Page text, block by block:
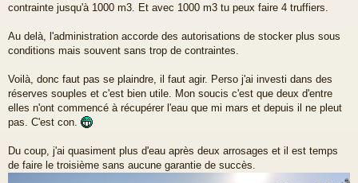
contrainte jusqu'à 1000 m3. Et avec 1000 m3 tu peux faire 4 truffiers.
Au delà, l'administration accorde des autorisations de stocker plus sous
conditions mais souvent sans trop de contraintes.
Voilà, donc faut pas se plaindre, il faut agir. Perso j'ai investi dans des
réserves souples et c'est bien utile. Mon soucis c'est que deux d'entre
elles n'ont commencé à récupérer l'eau que mi mars et depuis il ne pleut
pas. C'est con.
Du coup, j'ai quasiment plus d'eau après deux arrosages et il est temps
de faire le troisième sans aucune garantie de succès.